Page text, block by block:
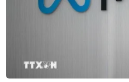
Chỉ số giá tiêu dùng (CPI)